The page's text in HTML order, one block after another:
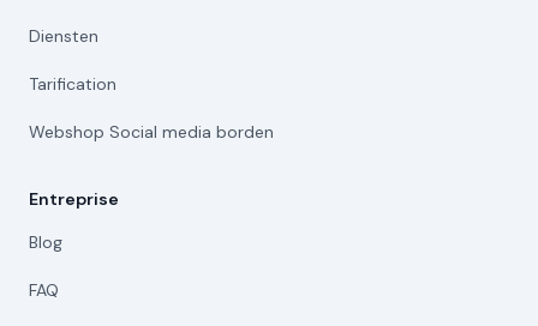
Diensten
Tarification
Webshop Social media borden
Entreprise
Blog
FAQ